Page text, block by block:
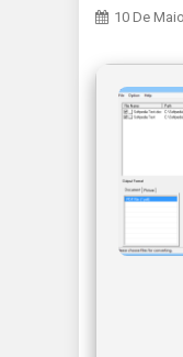
10 De